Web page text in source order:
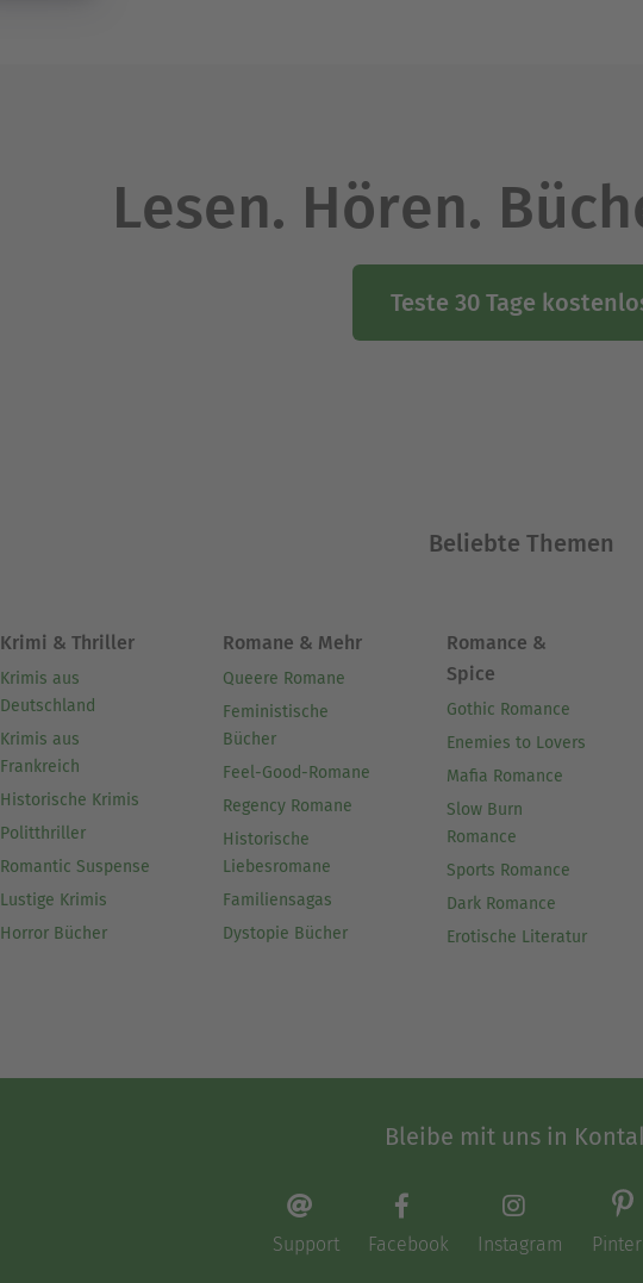
Lesen. Hören.
Teste 30 Tage
Beliebte Themen
Krimi & Thriller
Krimis aus
Deutschland
Krimis aus
Frankreich
Historische Krimis
Politthriller
Romantic Suspense
Lustige Krimis
Horror Bücher
Romane & Mehr
Queere Romane
Feministische
Bücher
Feel-Good-Romane
Regency Romane
Historische
Liebesromane
Familiensagas
Dystopie Bücher
Romance &
Spice
Gothic Romance
Enemies to Lovers
Mafia Romance
Slow Burn
Romance
Sports Romance
Dark Romance
Erotische Literatur
Bleibe mit uns in
Support Facebook Instagram